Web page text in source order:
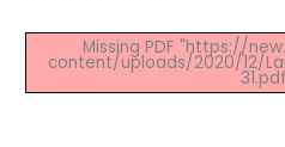
Missing PDF "https://
content/uploads/2020/12/